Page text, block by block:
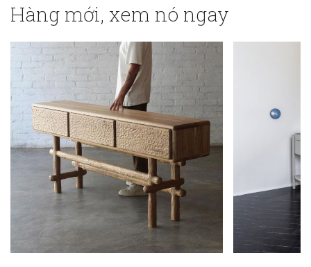
Hàng mới, xem nó ngay